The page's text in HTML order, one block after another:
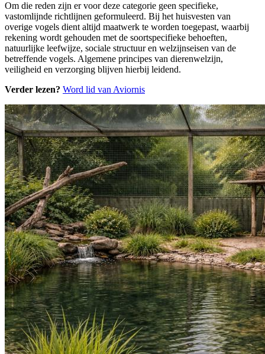
Om die reden zijn er voor deze categorie geen specifieke,
vastomlijnde richtlijnen geformuleerd. Bij het huisvesten van
overige vogels dient altijd maatwerk te worden toegepast, waarbij
rekening wordt gehouden met de soortspecifieke behoeften,
natuurlijke leefwijze, sociale structuur en welzijnseisen van de
betreffende vogels. Algemene principes van dierenwelzijn,
veiligheid en verzorging blijven hierbij leidend.
Verder lezen? Word lid van Aviornis